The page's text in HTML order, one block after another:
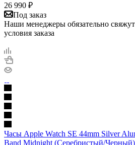
26 990 ₽
Под заказ
Наши менеджеры обязательно
условия заказа
Часы Apple Watch SE 44mm Silver
Band Midnight (Серебристый/Черный)